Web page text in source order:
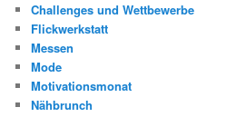
Challenges und Wettbewerbe
Flickwerkstatt
Messen
Mode
Motivationsmonat
Nähbrunch